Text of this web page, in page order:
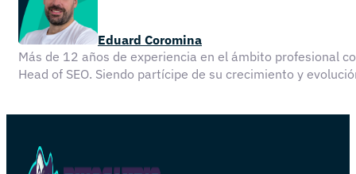
Eduard Coromina
Más de 12 años de experiencia en el ámbito profesional
Head of SEO. Siendo partícipe de su crecimiento y